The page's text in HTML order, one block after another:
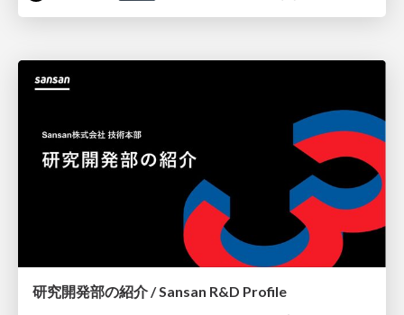
研究開発部の紹介 / Sansan R&D Profile